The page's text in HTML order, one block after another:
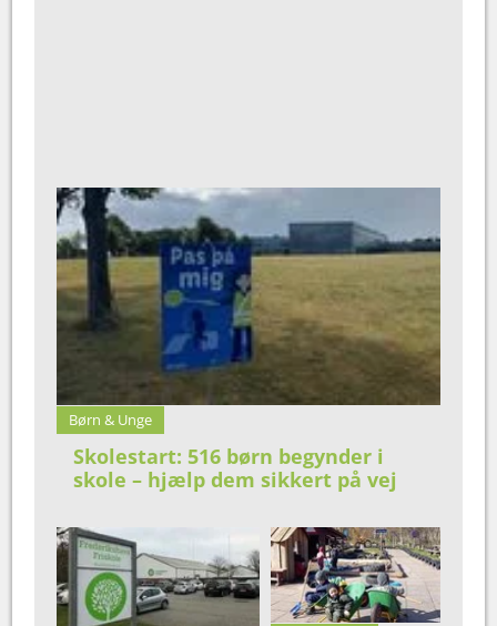
Børn & Unge
Skolestart: 516 børn begynder i
skole – hjælp dem sikkert på vej